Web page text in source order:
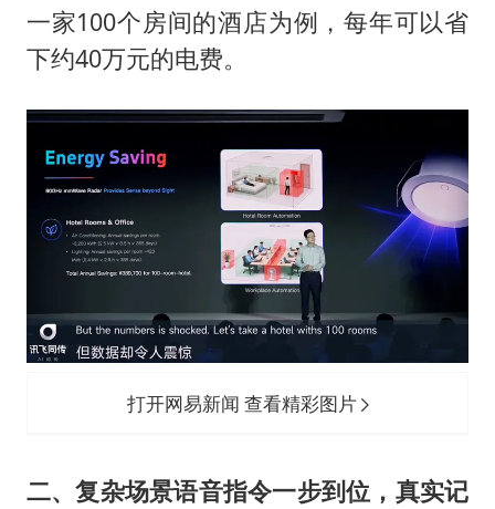
一家100个房间的酒店为例，每年可以省
下约40万元的电费。
打开网易新闻 查看精彩图片
二、复杂场景语音指令一步到位，真实记